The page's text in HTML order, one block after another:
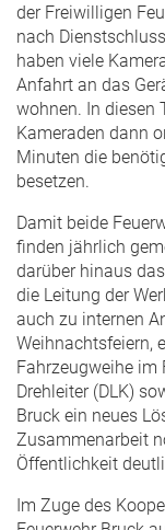
der Freiwilligen
nach
haben viele
Anfahrt an das
wohnen. In diesen
Kameraden dann
Minuten die
besetzen.
Damit beide
finden jährlich
darüber hinaus
die Leitung der
auch zu internen
Weihnachtsfeiern,
Fahrzeugweihe im
Drehleiter (DLK)
Bruck ein neues
Zusammenarbeit
Öffentlichkeit
Im Zuge des